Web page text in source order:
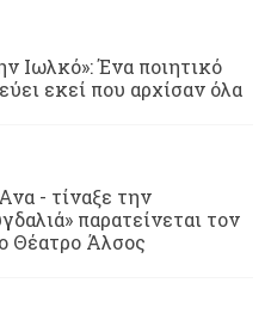
Ιωλκό»: Ένα ποιητικό
εκεί που αρχίσαν όλα
- τίναξε την
παρατείνεται τον
Θέατρο Άλσος